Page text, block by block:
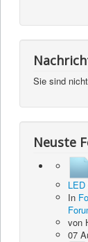
Sie sind
Neuste
In
von
07